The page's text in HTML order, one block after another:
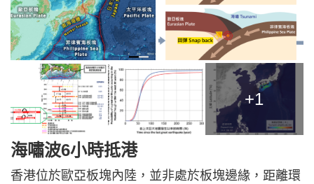
+1
海嘯波6小時抵港
香港位於歐亞板塊內陸，並非處於板塊邊緣，距離環